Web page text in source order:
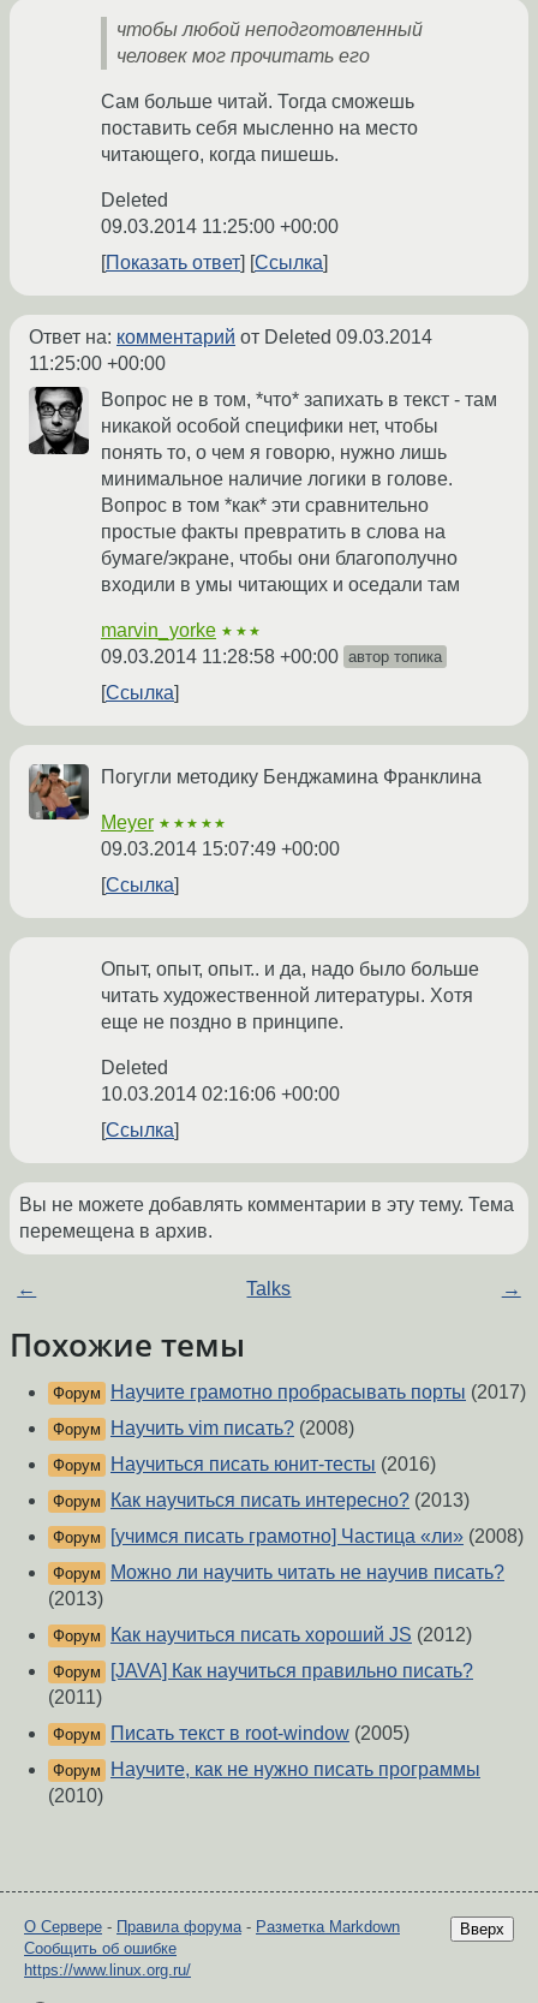
чтобы любой неподготовленный
человек мог прочитать его
Сам больше читай. Тогда сможешь
поставить себя мысленно на место
читающего, когда пишешь.
Deleted
09.03.2014 11:25:00 +00:00
Показать ответ
Ссылка
Ответ на: комментарий от Deleted 09.03.2014
11:25:00 +00:00
Вопрос не в том, *что* запихать в текст - там
никакой особой специфики нет, чтобы
понять то, о чем я говорю, нужно лишь
минимальное наличие логики в голове.
Вопрос в том *как* эти сравнительно
простые факты превратить в слова на
бумаге/экране, чтобы они благополучно
входили в умы читающих и оседали там
marvin_yorke ★★★
09.03.2014 11:28:58 +00:00 автор топика
Ссылка
Погугли методику Бенджамина Франклина
Meyer ★★★★★
09.03.2014 15:07:49 +00:00
Ссылка
Опыт, опыт, опыт.. и да, надо было больше
читать художественной литературы. Хотя
еще не поздно в принципе.
Deleted
10.03.2014 02:16:06 +00:00
Ссылка
Вы не можете добавлять комментарии в эту тему. Тема
перемещена в архив.
← Talks →
Похожие темы
Форум Научите грамотно пробрасывать порты (2017)
Форум Научить vim писать? (2008)
Форум Научиться писать юнит-тесты (2016)
Форум Как научиться писать интересно? (2013)
Форум [учимся писать грамотно] Частица «ли» (2008)
Форум
Можно ли научить читать не научив писать?
(2013)
Форум Как научиться писать хороший JS (2012)
Форум
[JAVA] Как научиться правильно писать?
(2011)
Форум Писать текст в root-window (2005)
Форум
Научите, как не нужно писать программы
(2010)
Вверх
О Сервере - Правила форума- Разметка Markdown
Сообщить об ошибке
https://www.linux.org.ru/